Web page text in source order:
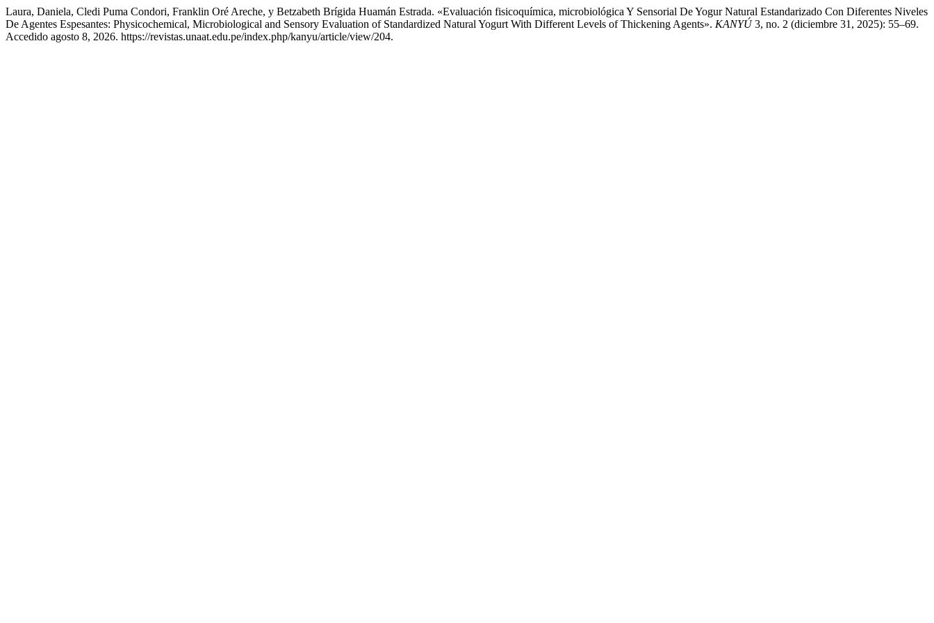
Laura, Daniela, Cledi Puma Condori, Franklin Oré Areche, y Betzabeth Brígida Huamán Estrada. «Evaluación fisicoquímica, microbiológica Y Sensorial De Yogur Natural Estandarizado Con Diferentes Niveles
De Agentes Espesantes: Physicochemical, Microbiological and Sensory Evaluation of Standardized Natural Yogurt With Different Levels of Thickening Agents». KANYÚ3, no. 2 (diciembre 31, 2025): 55–69.
Accedido agosto 8, 2026. https://revistas.unaat.edu.pe/index.php/kanyu/article/view/204.